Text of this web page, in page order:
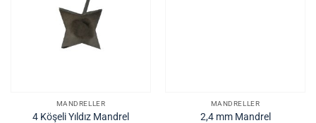
MANDRELLER
4 Köşeli Yıldız Mandrel
MANDRELLER
2,4 mm Mandrel